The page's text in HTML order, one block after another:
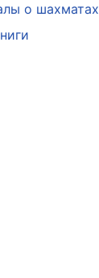
о шахматах